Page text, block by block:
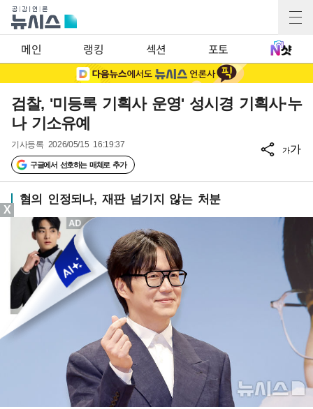
메인 랭킹 섹션 포토
검찰, '미등록 기획사 운영' 성시경 기획사·누
나 기소유예
기사등록 2026/05/15 16:19:37
구글에서 선호하는 매체로 추가
가가
혐의 인정되나, 재판 넘기지 않는 처분
X